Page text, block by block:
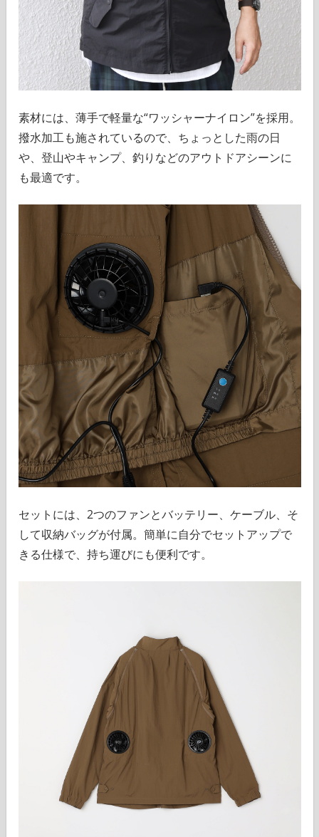
素材には、薄手で軽量な“ワッシャーナイロン”を採用。
撥水加工も施されているので、ちょっとした雨の日
や、登山やキャンプ、釣りなどのアウトドアシーンに
も最適です。
セットには、2つのファンとバッテリー、ケーブル、そ
して収納バッグが付属。簡単に自分でセットアップで
きる仕様で、持ち運びにも便利です。